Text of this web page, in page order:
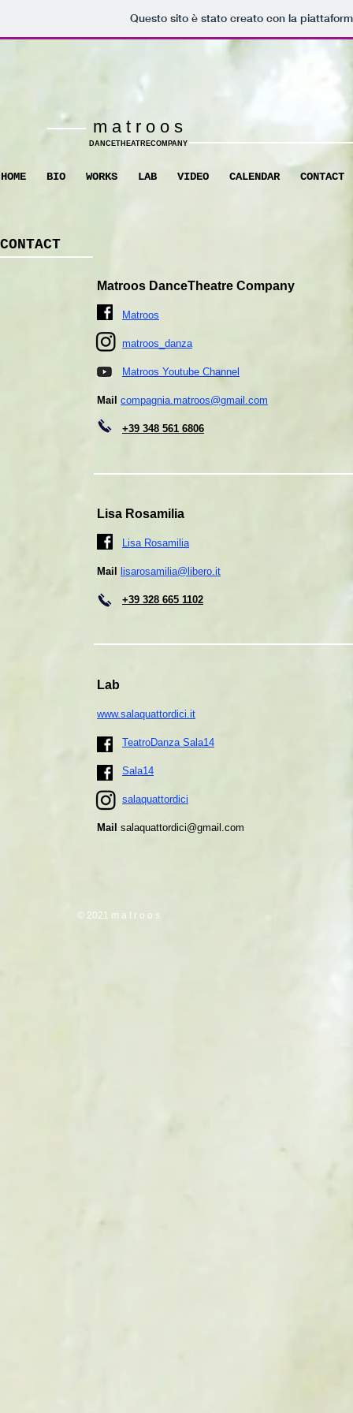
Questo sito è stato creato con la
CONTACT
Matroos DanceTheatre Company
Matroos
matroos_danza
Matroos Youtube Channel
Mail compagnia.matroos@gmail.com
+39 348 561 6806
Lisa Rosamilia
Lisa Rosamilia
Mail lisarosamilia@libero.it
+39 328 665 1102
Lab
www.salaquattordici.it
TeatroDanza Sala14
Sala14
salaquattordici
Mail salaquattordici@gmail.com
m a t r o o s
DANCETHEATRECOMPANY
HOME BIO WORKS LAB VIDEO CALENDAR CONTACT
© 2021 m a t r o o s